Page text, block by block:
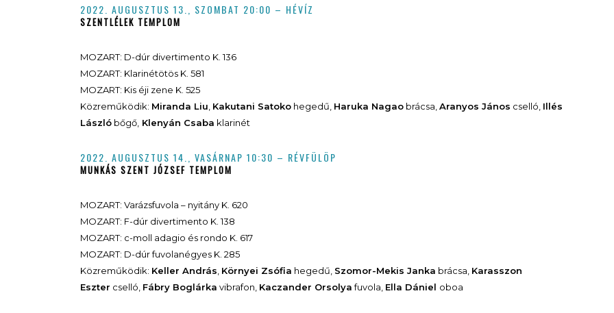
2022. AUGUSZTUS 13., SZOMBAT 20:00 – HÉVÍZ
SZENTLÉLEK TEMPLOM
MOZART: D-dúr divertimento K. 136
MOZART: Klarinétötös K. 581
MOZART: Kis éji zene K. 525
Közreműködik: Miranda Liu Kakutani Satoko hegedű, Haruka Nagao brácsa, Aranyos János cselló, Illés
László bőgő, Klenyán Csaba klarinét
2022. AUGUSZTUS 14., VASÁRNAP 10:30 – RÉVFÜLÖP
MUNKÁS SZENT JÓZSEF TEMPLOM
MOZART: Varázsfuvola – nyitány K. 620
MOZART: F-dúr divertimento K. 138
MOZART: c-moll adagio és rondo K. 617
MOZART: D-dúr fuvolanégyes K. 285
Közreműködik: Keller András Környei Zsófia hegedű, Szomor-Mekis Janka brácsa, Karasszon
Eszter cselló, Fábry Boglárka vibrafon, Kaczander Orsolyafuvola, Ella Dániel oboa